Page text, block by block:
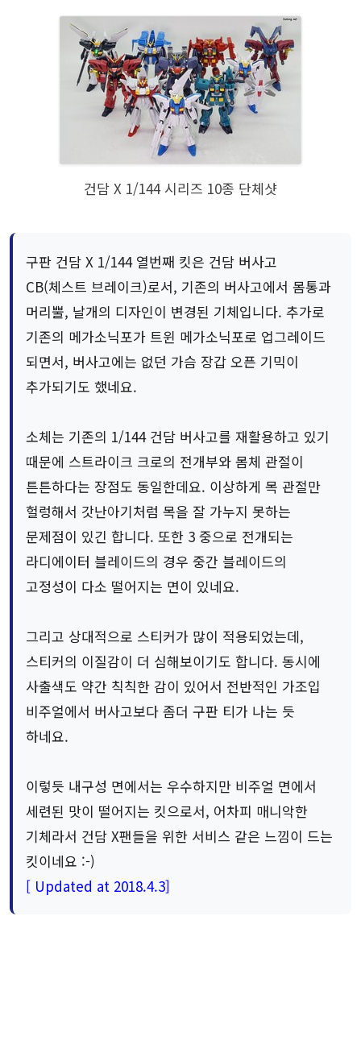
건담 X 1/144 시리즈 10종 단체샷
구판 건담 X 1/144 열번째 킷은 건담 버사고
CB(체스트 브레이크)로서, 기존의 버사고에서 몸통과
머리뿔, 날개의 디자인이 변경된 기체입니다. 추가로
기존의 메가소닉포가 트윈 메가소닉포로 업그레이드
되면서, 버사고에는 없던 가슴 장갑 오픈 기믹이
추가되기도 했네요.
소체는 기존의 1/144 건담 버사고를 재활용하고 있기
때문에 스트라이크 크로의 전개부와 몸체 관절이
튼튼하다는 장점도 동일한데요. 이상하게 목 관절만
헐렁해서 갓난아기처럼 목을 잘 가누지 못하는
문제점이 있긴 합니다. 또한 3 중으로 전개되는
라디에이터 블레이드의 경우 중간 블레이드의
고정성이 다소 떨어지는 면이 있네요.
그리고 상대적으로 스티커가 많이 적용되었는데,
스티커의 이질감이 더 심해보이기도 합니다. 동시에
사출색도 약간 칙칙한 감이 있어서 전반적인 가조입
비주얼에서 버사고보다 좀더 구판 티가 나는 듯
하네요.
이렇듯 내구성 면에서는 우수하지만 비주얼 면에서
세련된 맛이 떨어지는 킷으로서, 어차피 매니악한
기체라서 건담 X팬들을 위한 서비스 같은 느낌이 드는
킷이네요 :-)
[ Updated at 2018.4.3]